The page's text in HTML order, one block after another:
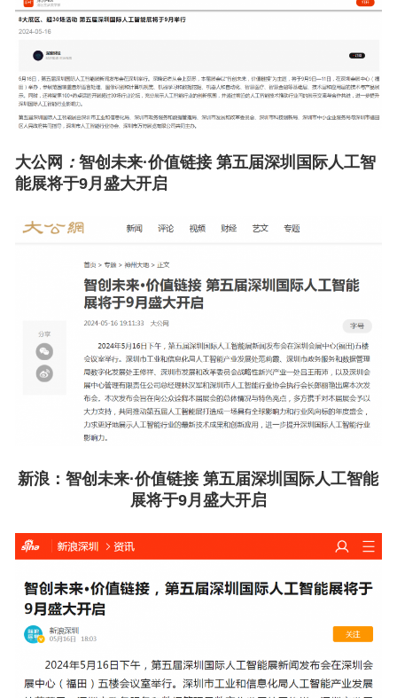
大公网 ： 智创未来·价值链接 第五届深圳国际人工智
能展将于9月盛大开启
新浪：智创未来·价值链接 第五届深圳国际人工智能
展将于9月盛大开启